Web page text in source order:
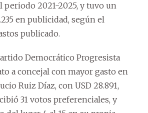
periodo 2021-2025, y tuvo un
en publicidad, según el
publicado.
Democrático Progresista
a concejal con mayor gasto en
Ruiz Díaz, con USD 28.891,
31 votos preferenciales, y